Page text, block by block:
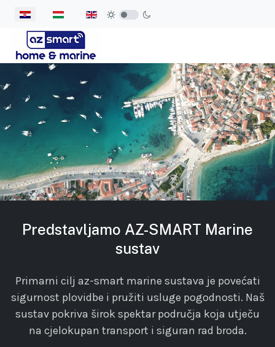
Odaberite svoj jezik
Predstavljamo AZ-SMART Marine
sustav
Primarni cilj az-smart marine sustava je povećati
sigurnost plovidbe i pružiti usluge pogodnosti. Naš
sustav pokriva širok spektar područja koja utječu
na cjelokupan transport i siguran rad broda.